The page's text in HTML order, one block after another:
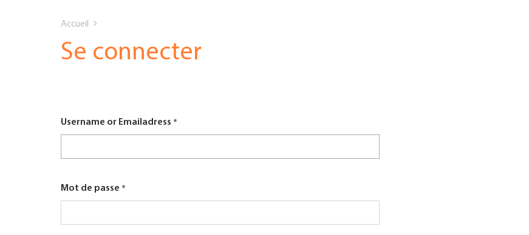
MAGAZINE SPÉCIALISÉ
tabs
are
Accueil
Se connecter
Username or Emailadress
Mot de passe